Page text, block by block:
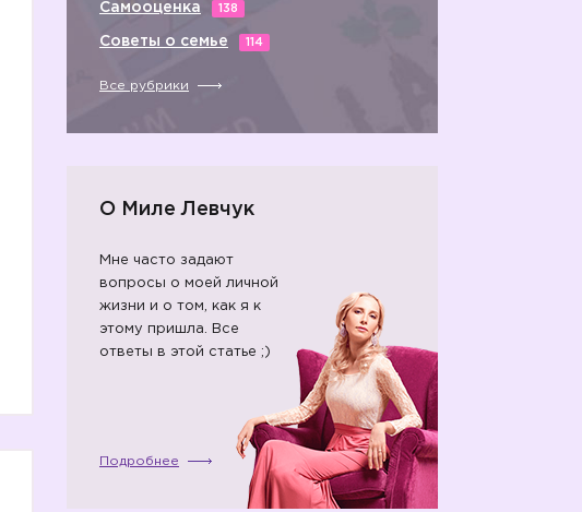
Самооценка 138
Советы о семье 114
Все рубрики
О Миле Левчук
Мне часто задают
вопросы о моей личной
жизни и о том, как я к
этому пришла. Все
ответы в этой статье ;)
Подробнее